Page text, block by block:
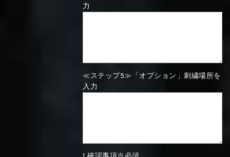
力
≪ステップ5≫「オプション」刺繍場所を
入力